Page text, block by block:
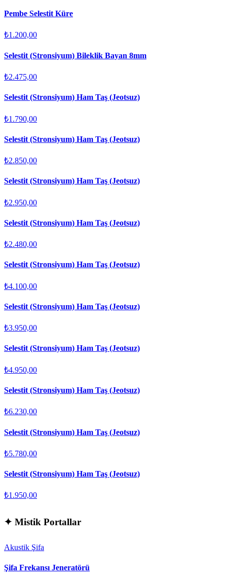
Pembe Selestit Küre
₺1.200,00
Selestit (Stronsiyum) Bileklik Bayan 8mm
₺2.475,00
Selestit (Stronsiyum) Ham Taş (Jeotsuz)
₺1.790,00
Selestit (Stronsiyum) Ham Taş (Jeotsuz)
₺2.850,00
Selestit (Stronsiyum) Ham Taş (Jeotsuz)
₺2.950,00
Selestit (Stronsiyum) Ham Taş (Jeotsuz)
₺2.480,00
Selestit (Stronsiyum) Ham Taş (Jeotsuz)
₺4.100,00
Selestit (Stronsiyum) Ham Taş (Jeotsuz)
₺3.950,00
Selestit (Stronsiyum) Ham Taş (Jeotsuz)
₺4.950,00
Selestit (Stronsiyum) Ham Taş (Jeotsuz)
₺6.230,00
Selestit (Stronsiyum) Ham Taş (Jeotsuz)
₺5.780,00
Selestit (Stronsiyum) Ham Taş (Jeotsuz)
₺1.950,00
✦ Mistik Portallar
Akustik Şifa
Şifa Frekansı Jeneratörü